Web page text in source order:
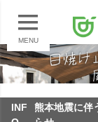
MENU
INF
熊本地震に伴